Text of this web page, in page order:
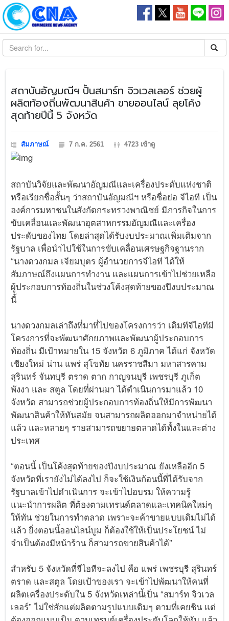
สถาบันอัญมณีฯ ปั้นสมาร์ท จิวเวลเลอร์ ช่วยผู้
ผลิตท้องถิ่นพัฒนาสินค้า ขายออนไลน์ ลุยโค้ง
สุดท้ายปีนี้ 5 จังหวัด
สัมภาษณ์ 7 ก.ค. 2561 4723 เข้าดู
สถาบันวิจัยและพัฒนาอัญมณีและเครื่องประดับแห่งชาติ
หรือเรียกชื่อสั้นๆ ว่าสถาบันอัญมณีฯ หรือชื่อย่อ จีไอที เป็น
องค์การมหาชนในสังกัดกระทรวงพาณิชย์ มีภารกิจในการ
ขับเคลื่อนและพัฒนาอุตสาหกรรมอัญมณีและเครื่อง
ประดับของไทย โดยล่าสุดได้รับงบประมาณเพิ่มเติมจาก
รัฐบาล เพื่อนำไปใช้ในการขับเคลื่อนเศรษฐกิจฐานราก
“นางดวงกมล เจียมบุตร ผู้อำนวยการจีไอที ได้ให้
สัมภาษณ์ถึงแผนการทำงาน และแผนการเข้าไปช่วยเหลือ
ผู้ประกอบการท้องถิ่นในช่วงโค้งสุดท้ายของปีงบประมาณ
นี้
นางดวงกมลเล่าถึงที่มาที่ไปของโครงการว่า เดิมทีจีไอทีมี
โครงการที่จะพัฒนาศักยภาพและพัฒนาผู้ประกอบการ
ท้องถิ่น มีเป้าหมายใน 15 จังหวัด 6 ภูมิภาค ได้แก่ จังหวัด
เชียงใหม่ น่าน แพร่ สุโขทัย นครราชสีมา มหาสารคาม
สุรินทร์ จันทบุรี ตราด ตาก กาญจนบุรี เพชรบุรี ภูเก็ต
พังงา และ สตูล โดยที่ผ่านมา ได้ดำเนินการมาแล้ว 10
จังหวัด สามารถช่วยผู้ประกอบการท้องถิ่นให้มีการพัฒนา
พัฒนาสินค้าให้ทันสมัย จนสามารถผลิตออกมาจำหน่ายได้
แล้ว และหลายๆ รายสามารถขยายตลาดได้ทั้งในและต่าง
ประเทศ
“ตอนนี้ เป็นโค้งสุดท้ายของปีงบประมาณ ยังเหลืออีก 5
จังหวัดที่เรายังไม่ได้ลงไป ก็จะใช้เงินก้อนนี้ที่ได้รับจาก
รัฐบาลเข้าไปดำเนินการ จะเข้าไปอบรม ให้ความรู้
แนะนำการผลิต ที่ต้องตามเทรนด์ตลาดและเทคนิคใหม่ๆ
ให้ทัน ช่วยในการทำตลาด เพราะจะค้าขายแบบเดิมไม่ได้
แล้ว ยิ่งตอนนี้ออนไลน์บูม ก็ต้องใช้ให้เป็นประโยชน์ ไม่
จำเป็นต้องมีหน้าร้าน ก็สามารถขายสินค้าได้”
สำหรับ 5 จังหวัดที่จีไอทีจะลงไป คือ แพร่ เพชรบุรี สุรินทร์
ตราด และสตูล โดยเป้าของเรา จะเข้าไปพัฒนาให้คนที่
ผลิตเครื่องประดับใน 5 จังหวัดเหล่านี้เป็น “สมาร์ท จิวเวล
เลอร์” ไม่ใช่สักแต่ผลิตตามรูปแบบเดิมๆ ตามที่เคยชิน แต่